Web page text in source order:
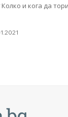
и кога да